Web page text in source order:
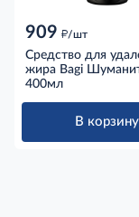
909 д/шт
Средство для
жира Bagi
400мл
В корзину